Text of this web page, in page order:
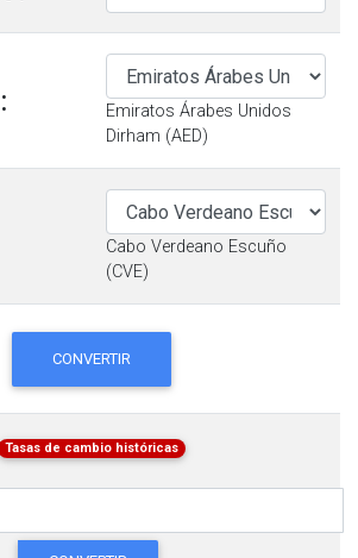
Emiratos Árabes Unidos
Dirham (AED)
Cabo Verdeano Escuño
(CVE)
CONVERTIR
Tasas de cambio históricas